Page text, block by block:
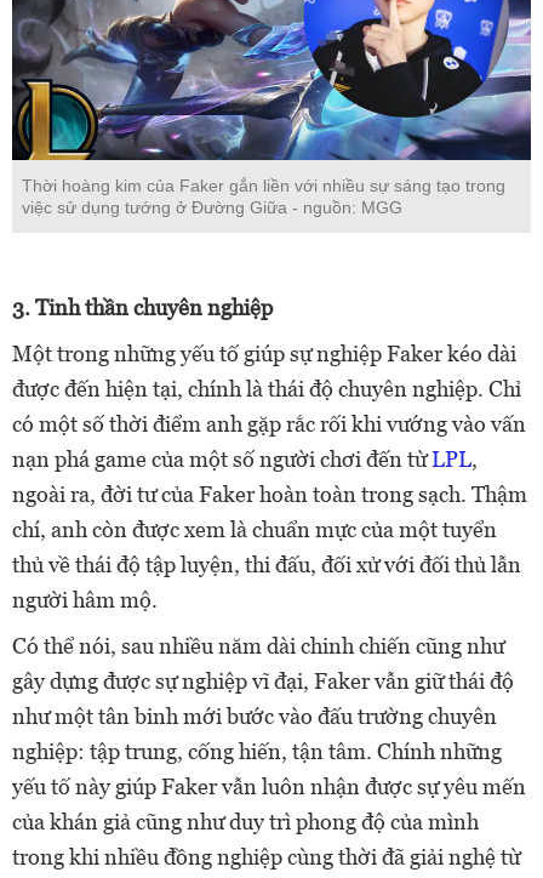
Thời hoàng kim của Faker gắn liền với nhiều sự sáng tạo trong
việc sử dụng tướng ở Đường Giữa - nguồn: MGG
3. Tinh thần chuyên nghiệp
Một trong những yếu tố giúp sự nghiệp Faker kéo dài
được đến hiện tại, chính là thái độ chuyên nghiệp. Chỉ
có một số thời điểm anh gặp rắc rối khi vướng vào vấn
nạn phá game của một số người chơi đến từLPL,
ngoài ra, đời tư của Faker hoàn toàn trong sạch. Thậm
chí, anh còn được xem là chuẩn mực của một tuyển
thủ về thái độ tập luyện, thi đấu, đối xử với đối thủ lẫn
người hâm mộ.
Có thể nói, sau nhiều năm dài chinh chiến cũng như
gây dựng được sự nghiệp vĩ đại, Faker vẫn giữ thái độ
như một tân binh mới bước vào đấu trường chuyên
nghiệp: tập trung, cống hiến, tận tâm. Chính những
yếu tố này giúp Faker vẫn luôn nhận được sự yêu mến
của khán giả cũng như duy trì phong độ của mình
trong khi nhiều đồng nghiệp cùng thời đã giải nghệ từ